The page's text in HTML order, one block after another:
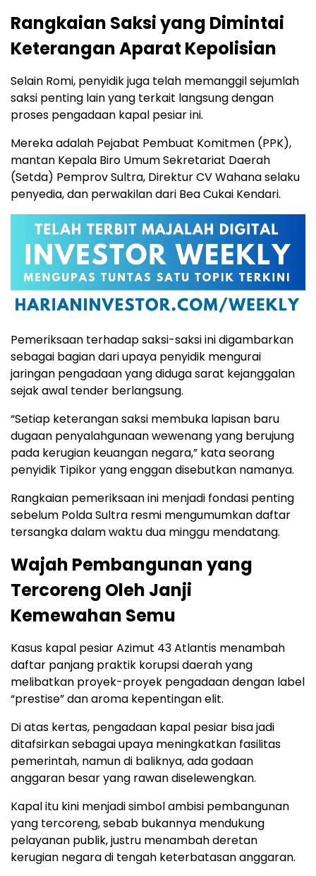
Rangkaian Saksi yang Dimintai
Keterangan Aparat Kepolisian
Selain Romi, penyidik juga telah memanggil sejumlah
saksi penting lain yang terkait langsung dengan
proses pengadaan kapal pesiar ini.
Mereka adalah Pejabat Pembuat Komitmen (PPK),
mantan Kepala Biro Umum Sekretariat Daerah
(Setda) Pemprov Sultra, Direktur CV Wahana selaku
penyedia, dan perwakilan dari Bea Cukai Kendari.
Pemeriksaan terhadap saksi-saksi ini digambarkan
sebagai bagian dari upaya penyidik mengurai
jaringan pengadaan yang diduga sarat kejanggalan
sejak awal tender berlangsung.
“Setiap keterangan saksi membuka lapisan baru
dugaan penyalahgunaan wewenang yang berujung
pada kerugian keuangan negara,” kata seorang
penyidik Tipikor yang enggan disebutkan namanya.
Rangkaian pemeriksaan ini menjadi fondasi penting
sebelum Polda Sultra resmi mengumumkan daftar
tersangka dalam waktu dua minggu mendatang.
Wajah Pembangunan yang
Tercoreng Oleh Janji
Kemewahan Semu
Kasus kapal pesiar Azimut 43 Atlantis menambah
daftar panjang praktik korupsi daerah yang
melibatkan proyek-proyek pengadaan dengan label
“prestise” dan aroma kepentingan elit.
Di atas kertas, pengadaan kapal pesiar bisa jadi
ditafsirkan sebagai upaya meningkatkan fasilitas
pemerintah, namun di baliknya, ada godaan
anggaran besar yang rawan diselewengkan.
Kapal itu kini menjadi simbol ambisi pembangunan
yang tercoreng, sebab bukannya mendukung
pelayanan publik, justru menambah deretan
kerugian negara di tengah keterbatasan anggaran.